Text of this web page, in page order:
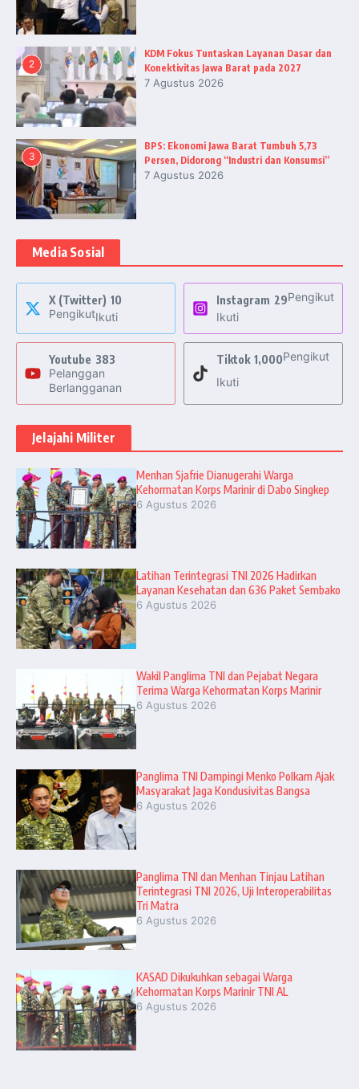
2
KDM Fokus Tuntaskan Layanan Dasar dan
Konektivitas Jawa Barat pada 2027
7 Agustus 2026
3
BPS: Ekonomi Jawa Barat Tumbuh 5,73
Persen, Didorong “Industri dan Konsumsi”
7 Agustus 2026
Media Sosial
X (Twitter) 10
PengikutIkuti
Instagram 29Pengikut
Ikuti
Youtube 383
Pelanggan
Berlangganan
Tiktok 1,000Pengikut
Ikuti
Jelajahi Militer
Menhan Sjafrie Dianugerahi Warga
Kehormatan Korps Marinir di Dabo Singkep
6 Agustus 2026
Latihan Terintegrasi TNI 2026 Hadirkan
Layanan Kesehatan dan 636 Paket Sembako
6 Agustus 2026
Wakil Panglima TNI dan Pejabat Negara
Terima Warga Kehormatan Korps Marinir
6 Agustus 2026
Panglima TNI Dampingi Menko Polkam Ajak
Masyarakat Jaga Kondusivitas Bangsa
6 Agustus 2026
Panglima TNI dan Menhan Tinjau Latihan
Terintegrasi TNI 2026, Uji Interoperabilitas
Tri Matra
6 Agustus 2026
KASAD Dikukuhkan sebagai Warga
Kehormatan Korps Marinir TNI AL
6 Agustus 2026